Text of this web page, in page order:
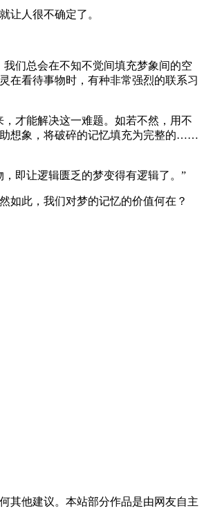
让人很不确定了。
们总会在不知不觉间填充梦象间的空
在看待事物时，有种非常强烈的联系习
才能解决这一难题。如若不然，用不
助想象，将破碎的记忆填充为完整的……
即让逻辑匮乏的梦变得有逻辑了。”
如此，我们对梦的记忆的价值何在？
其他建议。本站部分作品是由网友自主